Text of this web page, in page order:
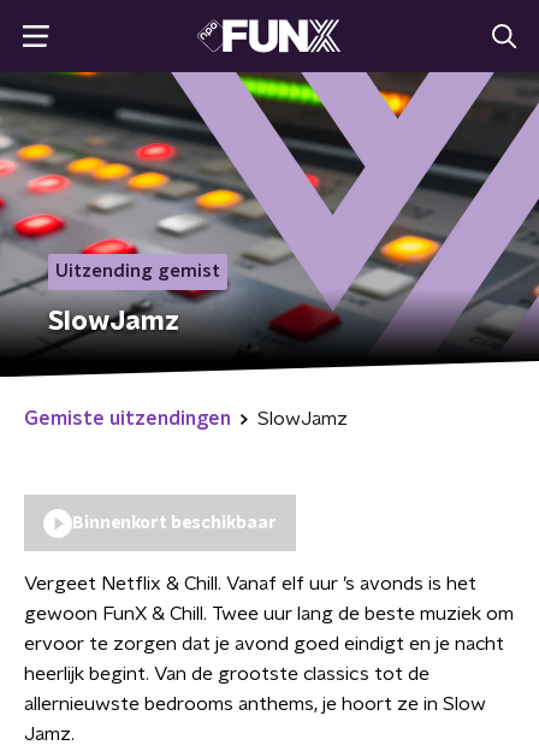
Uitzending gemist
SlowJamz
Gemiste uitzendingen SlowJamz
Binnenkort beschikbaar
Vergeet Netflix & Chill. Vanaf elf uur ’s avonds is het
gewoon FunX & Chill. Twee uur lang de beste muziek om
ervoor te zorgen dat je avond goed eindigt en je nacht
heerlijk begint. Van de grootste classics tot de
allernieuwste bedrooms anthems, je hoort ze in Slow
Jamz.